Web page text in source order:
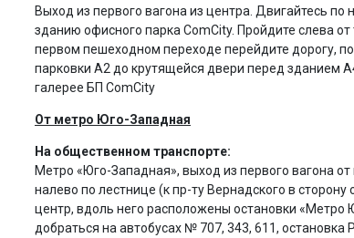
Выход из первого вагона из центра. Двигайтесь
зданию офисного парка ComCity. Пройдите слева
первом пешеходном переходе перейдите дорогу,
парковки А2 до крутящейся двери перед зданием
галерее БП ComCity
От метро Юго-Западная
На общественном транспорте:
Метро «Юго-Западная», выход из первого вагона
налево по лестнице (к пр-ту Вернадского в
центр, вдоль него расположены остановки
добраться на автобусах № 707, 343, 611,